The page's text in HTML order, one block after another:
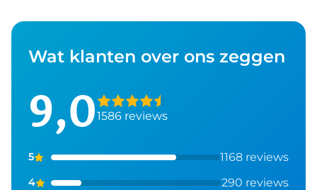
Wat klanten over ons zeggen
9,01586 reviews
5 1168 reviews
4 290 reviews